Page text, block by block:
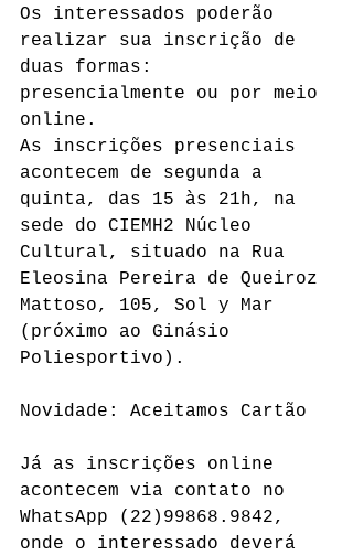
Os interessados poderão
realizar sua inscrição de
duas formas:
presencialmente ou por meio
online.
As inscrições presenciais
acontecem de segunda a
quinta, das 15 às 21h, na
sede do CIEMH2 Núcleo
Cultural, situado na Rua
Eleosina Pereira de Queiroz
Mattoso, 105, Sol y Mar
(próximo ao Ginásio
Poliesportivo).
Novidade: Aceitamos Cartão
Já as inscrições online
acontecem via contato no
WhatsApp (22)99868.9842,
onde o interessado deverá